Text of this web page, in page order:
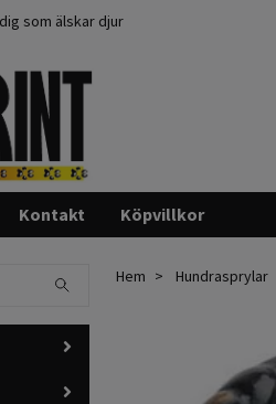
som älskar djur
Kontakt Köpvillkor
Hem Hundrasprylar